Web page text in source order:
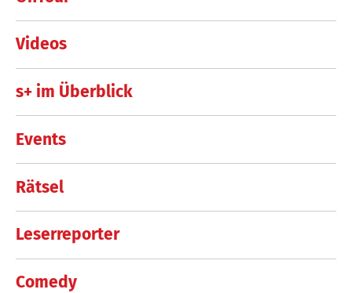
Videos
s+ im Überblick
Events
Rätsel
Leserreporter
Comedy